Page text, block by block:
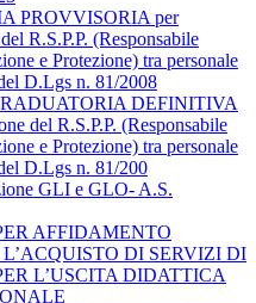
PROVVISORIA per
R.S.P.P. (Responsabile
e Protezione) tra personale
D.Lgs n. 81/2008
DEFINITIVA
del R.S.P.P. (Responsabile
e Protezione) tra personale
D.Lgs n. 81/200
GLI e GLO- A.S.
AFFIDAMENTO
DI SERVIZI DI
L’USCITA DIDATTICA